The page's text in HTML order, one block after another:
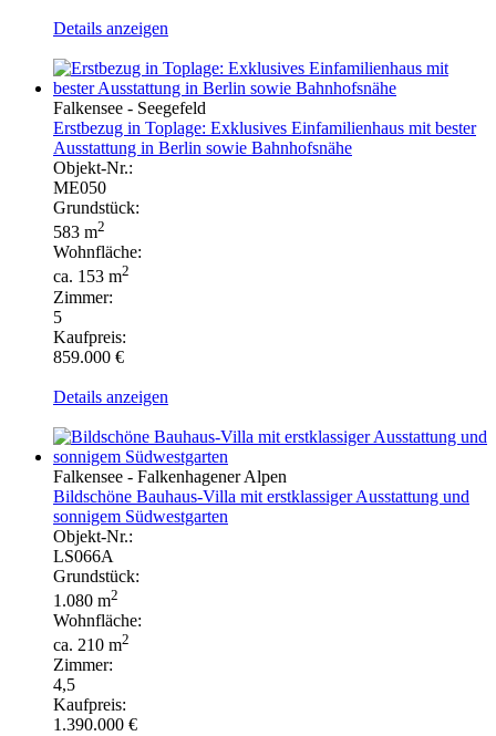
Details anzeigen
Falkensee - Seegefeld
Erstbezug in Toplage: Exklusives Einfamilienhaus mit bester
Ausstattung in Berlin sowie Bahnhofsnähe
Objekt-Nr.:
ME050
Grundstück:
583 m2
Wohnfläche:
ca. 153 m2
Zimmer:
5
Kaufpreis:
859.000 €
Details anzeigen
Falkensee - Falkenhagener Alpen
Bildschöne Bauhaus-Villa mit erstklassiger Ausstattung und
sonnigem Südwestgarten
Objekt-Nr.:
LS066A
Grundstück:
1.080 m2
Wohnfläche:
ca. 210 m2
Zimmer:
4,5
Kaufpreis:
1.390.000 €